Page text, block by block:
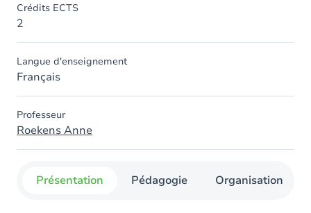
Crédits ECTS
2
Langue d'enseignement
Français
Professeur
Roekens Anne
Présentation Pédagogie Organisation